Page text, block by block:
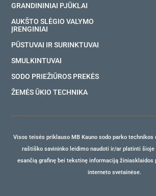
GRANDININIAI PJŪKLAI
AUKŠTO SLĖGIO VALYMO
ĮRENGINIAI
PŪSTUVAI IR SURINKTUVAI
SMULKINTUVAI
SODO PRIEŽIŪROS PREKĖS
ŽEMĖS ŪKIO TECHNIKA
Visos teisės priklauso MB Kauno sodo parko technikos
raštiško savininko leidimo naudoti ir/ar platinti šioje
esančią grafinę bei tekstinę informaciją žiniasklaidos
interneto svetainėse.